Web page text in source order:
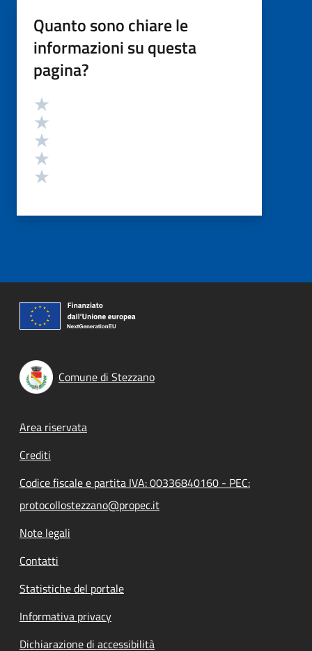
Quanto sono chiare le
informazioni su questa
pagina?
Valutazione
Comune di Stezzano
Footer menu
Area riservata
Crediti
Codice fiscale e partita IVA: 00336840160 - PEC:
protocollostezzano@propec.it
Note legali
Contatti
Statistiche del portale
Informativa privacy
Dichiarazione di accessibilità